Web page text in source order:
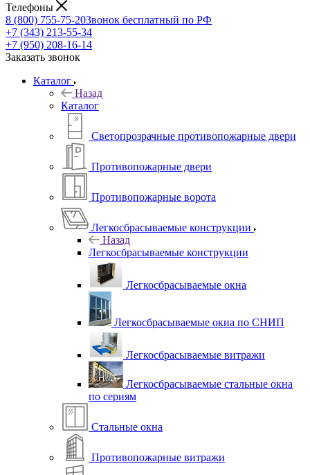
Телефоны
8 (800) 755-75-20Звонок бесплатный по РФ
+7 (343) 213-55-34
+7 (950) 208-16-14
Заказать звонок
Каталог
Назад
Каталог
Светопрозрачные противопожарные двери
Противопожарные двери
Противопожарные ворота
Легкосбрасываемые конструкции
Назад
Легкосбрасываемые конструкции
Легкосбрасываемые окна
Легкосбрасываемые окна по СНИП
Легкосбрасываемые витражи
Легкосбрасываемые стальные окна
по сериям
Стальные окна
Противопожарные витражи